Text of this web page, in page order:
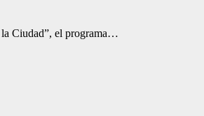
la Ciudad”, el programa…